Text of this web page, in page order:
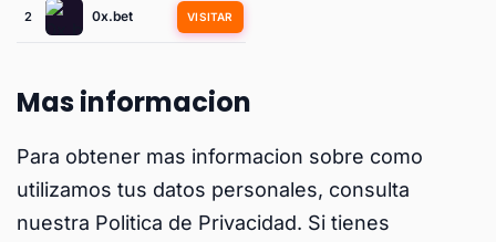
2 0x.bet VISITAR
Mas informacion
Para obtener mas informacion sobre como
utilizamos tus datos personales, consulta
nuestra Politica de Privacidad. Si tienes